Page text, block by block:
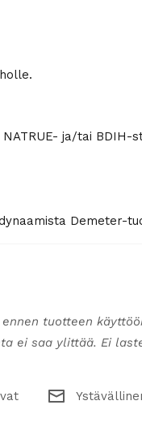
ja/tai BDIH-
Demeter-
tuotteen
ei saa ylittää. Ei